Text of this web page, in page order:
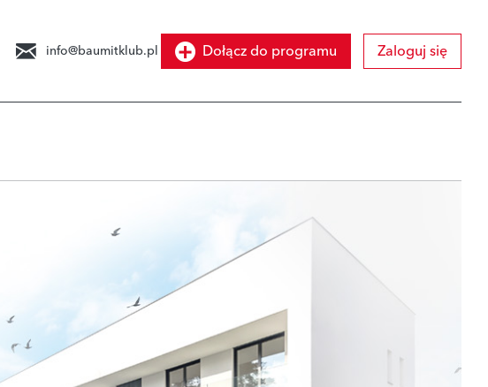
info@baumitklub.pl Dołącz do programu Zaloguj się